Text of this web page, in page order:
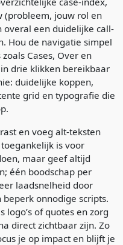
(probleem, jouw rol en
overal een duidelijke call-
Hou de navigatie simpel
Cases, Over en
drie klikken bereikbaar
duidelijke koppen,
grid en typografie die
en voeg alt-teksten
is voor
maar geef altijd
één boodschap per
laadsnelheid door
onnodige scripts.
logo’s of quotes en zorg
direct zichtbaar zijn. Zo
je op impact en blijft je